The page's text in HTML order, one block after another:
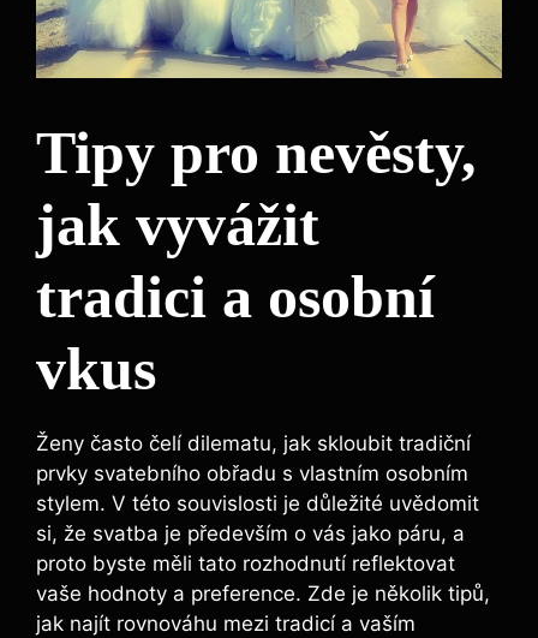
Tipy pro nevěsty,
jak vyvážit
tradici a osobní
vkus
Ženy často čelí dilematu, jak skloubit tradiční
prvky svatebního obřadu s vlastním osobním
stylem. V této souvislosti je důležité uvědomit
si, že svatba je především o vás jako páru, a
proto byste měli tato rozhodnutí reflektovat
vaše hodnoty a preference. Zde je několik tipů,
jak najít rovnováhu mezi tradicí a vaším